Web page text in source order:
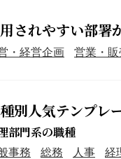
されやすい部署
・経営企画 営業・
別人気テンプレ
部門系の職種
事務
総務 人事 経